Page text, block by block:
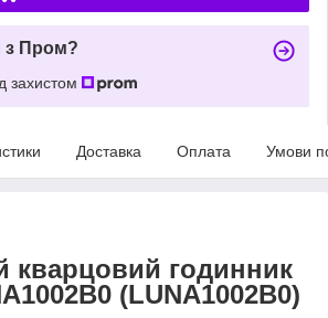
з Пром?
захистом
Доставка Оплата Умови
кварцовий годинник
(LUNA1002B0)